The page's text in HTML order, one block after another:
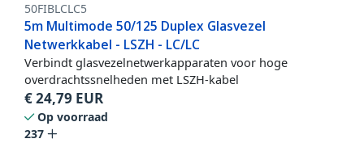
50FIBLCLC5
5m Multimode 50/125 Duplex Glasvezel
Netwerkkabel - LSZH - LC/LC
Verbindt glasvezelnetwerkapparaten voor hoge
overdrachtssnelheden met LSZH-kabel
€24,79 EUR
Op voorraad
237